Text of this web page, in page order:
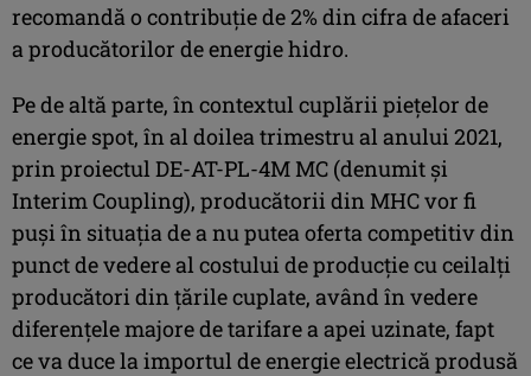
recomandă o contribuție de 2% din cifra de afaceri
a producătorilor de energie hidro.
Pe de altă parte, în contextul cuplării piețelor de
energie spot, în al doilea trimestru al anului 2021,
prin proiectul DE-AT-PL-4M MC (denumit și
Interim Coupling), producătorii din MHC vor fi
puși în situația de a nu putea oferta competitiv din
punct de vedere al costului de producție cu ceilalți
producători din țările cuplate, având în vedere
diferențele majore de tarifare a apei uzinate, fapt
ce va duce la importul de energie electrică produsă